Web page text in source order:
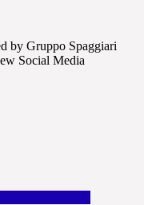
by Gruppo Spaggiari
Social Media